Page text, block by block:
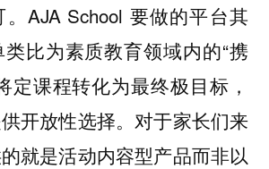
AJA School 要做的平台其
比为素质教育领域内的“携
定课程转化为最终极目标，
开放性选择。对于家长们来
就是活动内容型产品而非以